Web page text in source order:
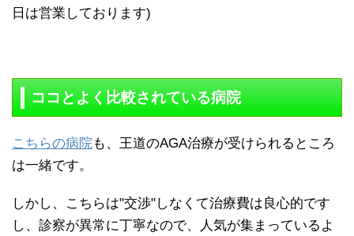
日は営業しております)
ココとよく比較されている病院
こちらの病院も、王道のAGA治療が受けられるところ
は一緒です。
しかし、こちらは"交渉"しなくて治療費は良心的です
し、診察が異常に丁寧なので、人気が集まっているよ